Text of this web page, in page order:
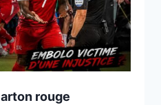
rouge